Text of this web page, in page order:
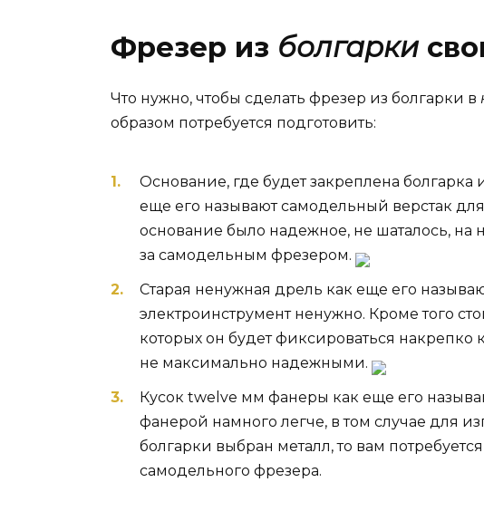
Фрезер из болгарки
Что нужно, чтобы сделать фрезер из болгарки в
образом потребуется подготовить:
Основание, где будет закреплена болгарка
еще его называют самодельный верстак
основание было надежное, не шаталось, на
за самодельным фрезером.
Старая ненужная дрель как еще его
электроинструмент ненужно. Кроме того
которых он будет фиксироваться
не максимально надежными.
Кусок twelve мм фанеры как еще его
фанерой намного легче, в том случае для
болгарки выбран металл, то вам
самодельного фрезера.